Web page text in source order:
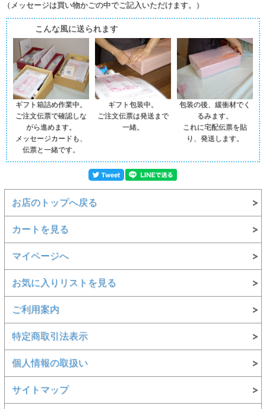
（メッセージは買い物かごの中でご記入いただけます。）
こんな風に送られます
ギフト箱詰め作業中。
ご注文伝票で確認しな
がら進めます。
メッセージカードも、
伝票と一緒です。
ギフト包装中。
ご注文伝票は発送まで
一緒。
包装の後、緩衝材でく
るみます。
これに宅配伝票を貼
り、発送します。
お店のトップへ戻る
カートを見る
マイページへ
お気に入りリストを見る
ご利用案内
特定商取引法表示
個人情報の取扱い
サイトマップ